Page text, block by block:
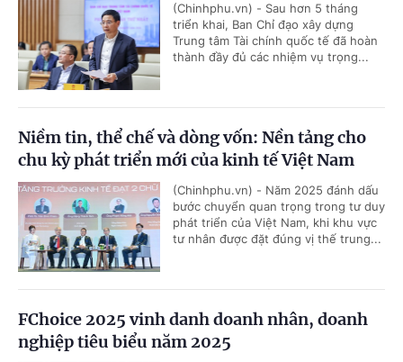
(Chinhphu.vn) - Sau hơn 5 tháng
triển khai, Ban Chỉ đạo xây dựng
Trung tâm Tài chính quốc tế đã hoàn
thành đầy đủ các nhiệm vụ trọng...
Niềm tin, thể chế và dòng vốn: Nền tảng cho
chu kỳ phát triển mới của kinh tế Việt Nam
(Chinhphu.vn) - Năm 2025 đánh dấu
bước chuyển quan trọng trong tư duy
phát triển của Việt Nam, khi khu vực
tư nhân được đặt đúng vị thế trung...
FChoice 2025 vinh danh doanh nhân, doanh
nghiệp tiêu biểu năm 2025